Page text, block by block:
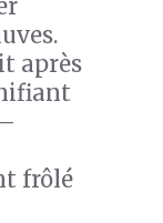
après
frôlé